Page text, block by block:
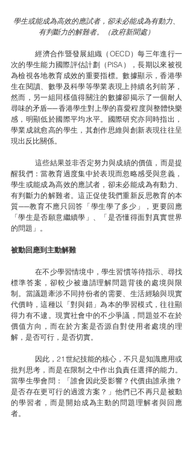
學生或能成為高效的應試者，卻未必能成為有動力
有判斷力的解難者。（政府新聞處）
	經濟合作暨發展組織（OECD）每三年進行一
次的學生能力國際評估計劃（PISA），長期以來被視
為檢視各地教育成效的重要指標。數據顯示，香港學
生在閱讀、數學及科學等學業表現上持續名列前茅，
然而，另一組同樣值得關注的數據卻揭示了一個耐人
尋味的矛盾──香港學生對上學的喜愛程度與整體快樂
感，明顯低於國際平均水平。國際研究亦同時指出，
學業成就愈高的學生，其創作思維與創新表現往往呈
現出反比關係。
	這些結果並非否定努力與成績的價值，而是提
醒我們：當教育過度集中於表現而忽略感受與意義，
學生或能成為高效的應試者，卻未必能成為有動力、
有判斷力的解難者。這正促使我們重新反思教育的本
質──教育不應只回答「學生學了多少」，更要回應
「學生是否願意繼續學」、「是否懂得面對真實世界
的問題」。
被動回應到主動解難
	在不少學習情境中，學生習慣等待指示、尋找
標準答案，卻較少被邀請理解問題背後的處境與限
制。當議題牽涉不同持份者的需要、生活經驗與現實
代價時，這種以「對與錯」為本的學習模式，往往顯
得力有不逮。現實社會中的不少爭議，問題並不在於
價值方向，而在於方案是否源自對使用者處境的理
解，是否可行，是否切實。
批判思考，而是在限制之中作出負責任選擇的能力。
當學生學會問：「誰會因此受影響？代價由誰承擔？
是否存在更可行的過渡方案？」他們已不再只是被動
的學習者，而是開始成為主動的問題理解者與回應
者。